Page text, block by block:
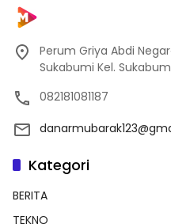
Perum Griya Abdi
Sukabumi Kel.
082181081187
Kategori
BERITA
TEKNO